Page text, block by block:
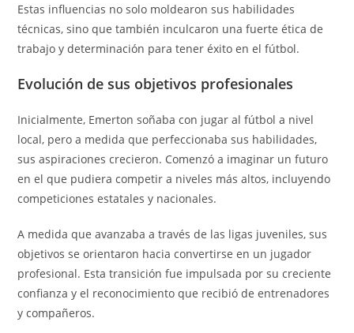
Estas influencias no solo moldearon sus habilidades
técnicas, sino que también inculcaron una fuerte ética de
trabajo y determinación para tener éxito en el fútbol.
Evolución de sus objetivos profesionales
Inicialmente, Emerton soñaba con jugar al fútbol a nivel
local, pero a medida que perfeccionaba sus habilidades,
sus aspiraciones crecieron. Comenzó a imaginar un futuro
en el que pudiera competir a niveles más altos, incluyendo
competiciones estatales y nacionales.
A medida que avanzaba a través de las ligas juveniles, sus
objetivos se orientaron hacia convertirse en un jugador
profesional. Esta transición fue impulsada por su creciente
confianza y el reconocimiento que recibió de entrenadores
y compañeros.